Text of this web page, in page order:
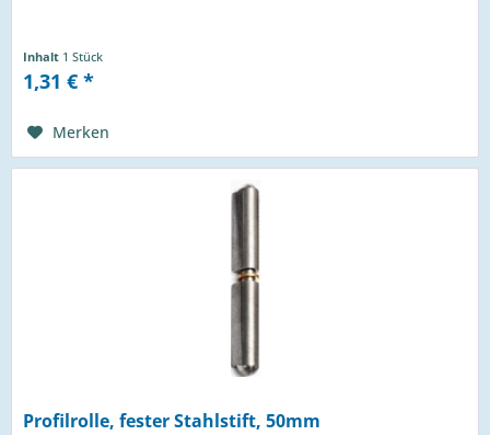
Inhalt 1 Stück
1,31 € *
Merken
Profilrolle, fester Stahlstift, 50mm